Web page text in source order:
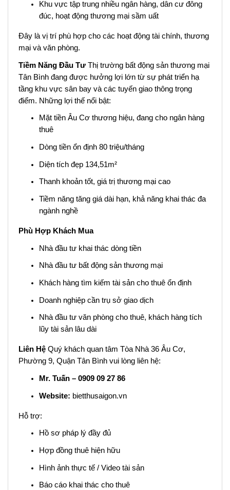
Khu vực tập trung nhiều ngân hàng, dân cư đông
đúc, hoạt động thương mại sầm uất
Đây là vị trí phù hợp cho các hoạt động tài chính, thương
mại và văn phòng.
Tiềm Năng Đầu Tư Thị trường bất động sản thương mại
Tân Bình đang được hưởng lợi lớn từ sự phát triển hạ
tầng khu vực sân bay và các tuyến giao thông trọng
điểm. Những lợi thế nổi bật:
Mặt tiền Âu Cơ thương hiệu, đang cho ngân hàng
thuê
Dòng tiền ổn định 80 triệu/tháng
Diện tích đẹp 134,51m²
Thanh khoản tốt, giá trị thương mại cao
Tiềm năng tăng giá dài hạn, khả năng khai thác đa
ngành nghề
Phù Hợp Khách Mua
Nhà đầu tư khai thác dòng tiền
Nhà đầu tư bất động sản thương mại
Khách hàng tìm kiếm tài sản cho thuê ổn định
Doanh nghiệp cần trụ sở giao dịch
Nhà đầu tư văn phòng cho thuê, khách hàng tích
lũy tài sản lâu dài
Liên Hệ Quý khách quan tâm Tòa Nhà 36 Âu Cơ,
Phường 9, Quận Tân Bình vui lòng liên hệ:
Mr. Tuấn – 0909 09 27 86
Website: bietthusaigon.vn
Hỗ trợ:
Hồ sơ pháp lý đầy đủ
Hợp đồng thuê hiện hữu
Hình ảnh thực tế / Video tài sản
Báo cáo khai thác cho thuê